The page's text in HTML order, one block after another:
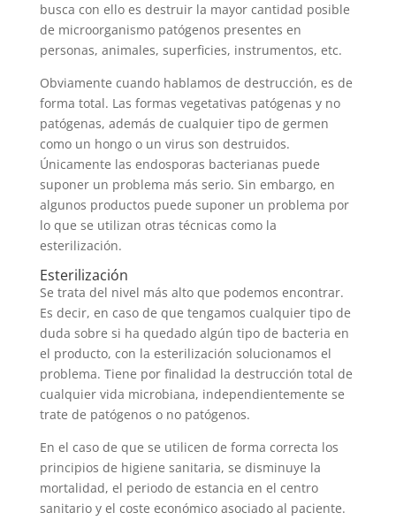
busca con ello es destruir la mayor cantidad posible
de microorganismo patógenos presentes en
personas, animales, superficies, instrumentos, etc.
Obviamente cuando hablamos de destrucción, es de
forma total. Las formas vegetativas patógenas y no
patógenas, además de cualquier tipo de germen
como un hongo o un virus son destruidos.
Únicamente las endosporas bacterianas puede
suponer un problema más serio. Sin embargo, en
algunos productos puede suponer un problema por
lo que se utilizan otras técnicas como la
esterilización.
Esterilización
Se trata del nivel más alto que podemos encontrar.
Es decir, en caso de que tengamos cualquier tipo de
duda sobre si ha quedado algún tipo de bacteria en
el producto, con la esterilización solucionamos el
problema. Tiene por finalidad la destrucción total de
cualquier vida microbiana, independientemente se
trate de patógenos o no patógenos.
En el caso de que se utilicen de forma correcta los
principios de higiene sanitaria, se disminuye la
mortalidad, el periodo de estancia en el centro
sanitario y el coste económico asociado al paciente.